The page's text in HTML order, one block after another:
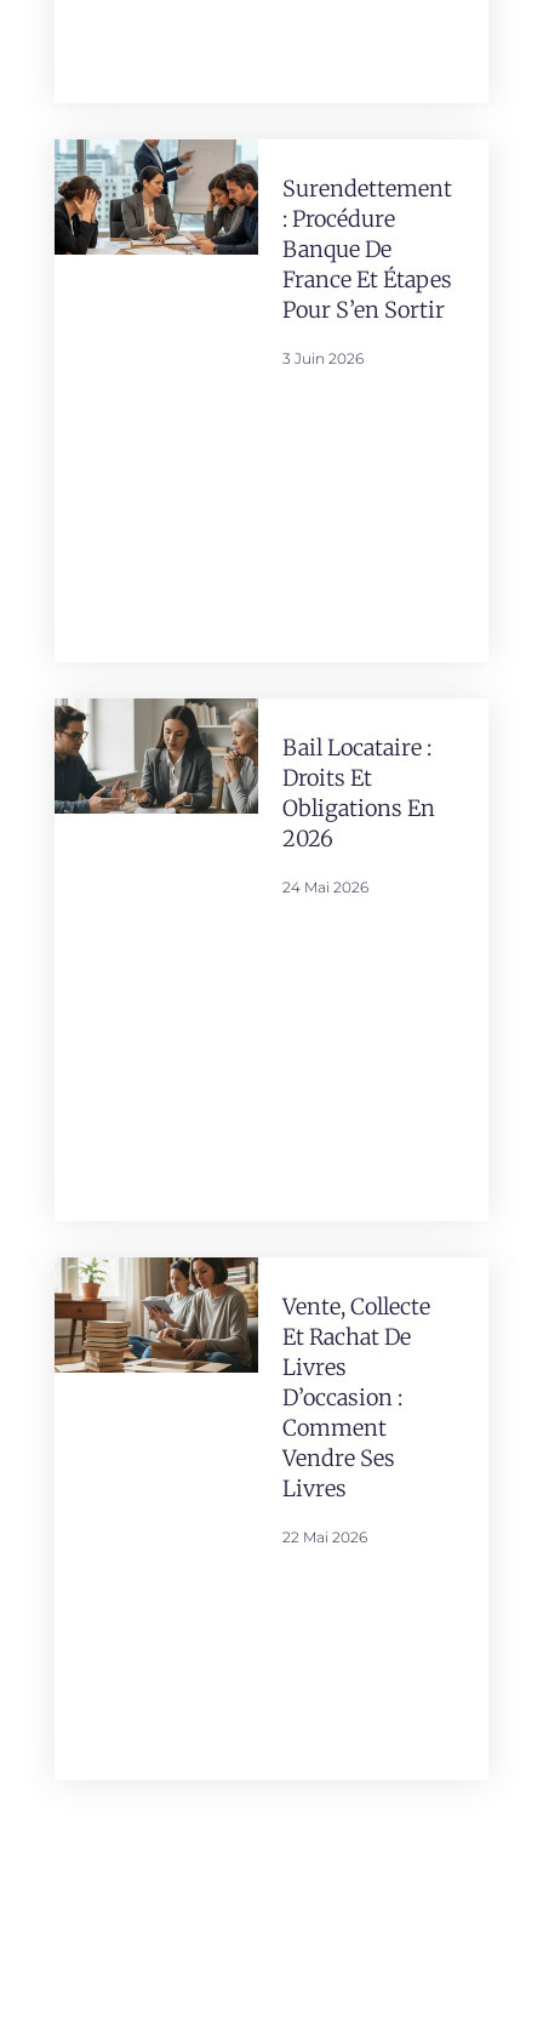
Surendettement
: Procédure
Banque De
France Et Étapes
Pour S’en Sortir
3 Juin 2026
Bail Locataire :
Droits Et
Obligations En
2026
24 Mai 2026
Vente, Collecte
Et Rachat De
Livres
D’occasion :
Comment
Vendre Ses
Livres
22 Mai 2026